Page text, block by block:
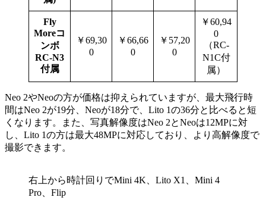
Fly
Moreコ
ンボ
RC-N3
付属
￥69,30
0
￥66,66
0
￥57,20
0
￥60,94
0
（RC-
N1C付
属）
Neo 2やNeoの方が価格は抑えられていますが、最大飛行時
間はNeo 2が19分、Neoが18分で、Lito 1の36分と比べると短
くなります。また、写真解像度はNeo 2とNeoは12MPに対
し、Lito 1の方は最大48MPに対応しており、より高解像度で
撮影できます。
右上から時計回りでMini 4K、Lito X1、Mini 4
Pro、Flip